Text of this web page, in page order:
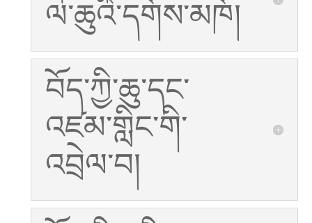
ལ་ཆུའི་དགོས་མཁོ།
བོད་ཀྱི་ཆུ་དང་
འཛམ་གླིང་གི་
འབྲེལ་བ།